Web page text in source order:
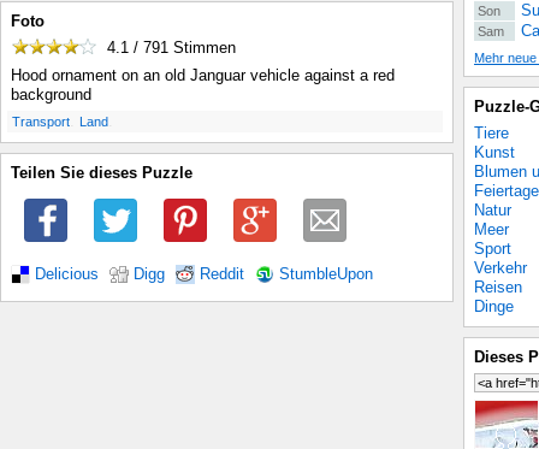
Foto
4.1 / 791 Stimmen
Hood ornament on an old Janguar vehicle against a red
background
Transport Land
Teilen Sie dieses Puzzle
Delicious Digg Reddit StumbleUpon
Son
Sam
Mehr
Puzzle-
Tiere
Kunst
Blumen
Feiertage
Natur
Meer
Sport
Verkehr
Reisen
Dinge
Dieses